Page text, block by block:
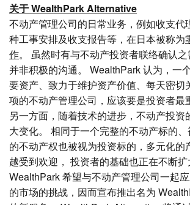
关于 WealthPark Alternative
不动产管理公司的日常业务，例如收支代
种工事安排及收支报告等，在日本被称为
作。 虽然时有与不动产投资者联络确认
并非积极的沟通。 WealthPark 认为，一
要资产、致力于维护资产价值、每天密切
项的不动产管理公司，应该要是投资者最
另一方面，随着技术的进步，不动产投资
大变化。 相同于一个完整的不动产标的
的不动产权也被视为投资标的，多元化的
越受到欢迎， 投资者的基础也正在不断扩
WealthPark 希望与不动产管理公司一起
的市场的挑战，因而宣布推出名为